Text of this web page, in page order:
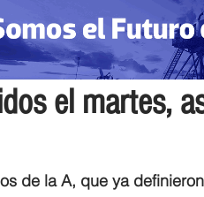
el martes,
de la A, que ya